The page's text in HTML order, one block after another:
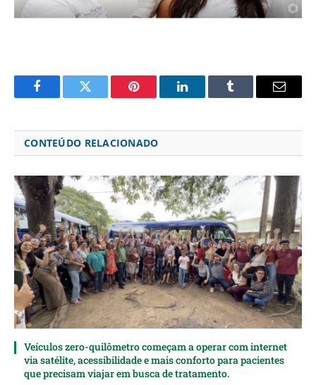
FacebookTwitter Pinterest LinkedInTumblr Email
CONTEÚDO RELACIONADO
Veículos zero-quilômetro começam a operar com internet
via satélite, acessibilidade e mais conforto para pacientes
que precisam viajar em busca de tratamento.